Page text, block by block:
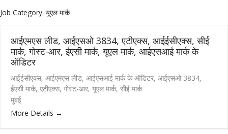
Job Category: यूएल मार्क
आईएमएस लीड, आईएसओ 3834, एटीएक्स, आईईसीएक्स, सीई
मार्क, गोस्ट-आर, ईएसी मार्क, यूएल मार्क, आईएसआई मार्क के
ऑडिटर
आईईसीएक्स आईएमएस लीड आईएसआई मार्क के ऑडिटर आईएसओ 3834
ईएसी मार्क एटीएक्स गोस्ट-आर यूएल मार्क सीई मार्क
मुंबई
More Details